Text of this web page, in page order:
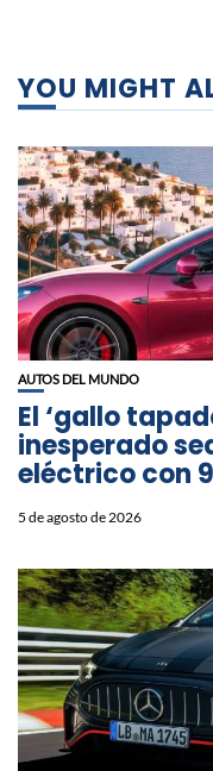
YOU MIGHT
AUTOS DEL MUNDO
El ‘gallo
inesperado
eléctrico con
5 de agosto de 2026